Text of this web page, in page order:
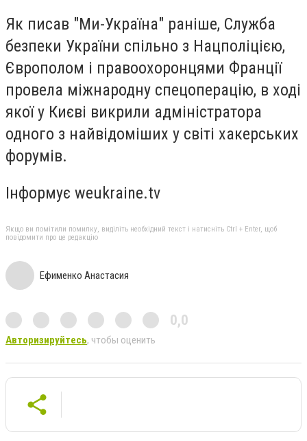
Як писав "Ми-Україна" раніше, Служба
безпеки України спільно з Нацполіцією,
Європолом і правоохоронцями Франції
провела міжнародну спецоперацію, в ході
якої у Києві викрили адміністратора
одного з найвідоміших у світі хакерських
форумів.
Інформує weukraine.tv
Якщо ви помітили помилку, виділіть необхідний текст і натисніть Ctrl + Enter, щоб
повідомити про це редакцію
Ефименко Анастасия
0,0
Авторизируйтесь, чтобы оценить